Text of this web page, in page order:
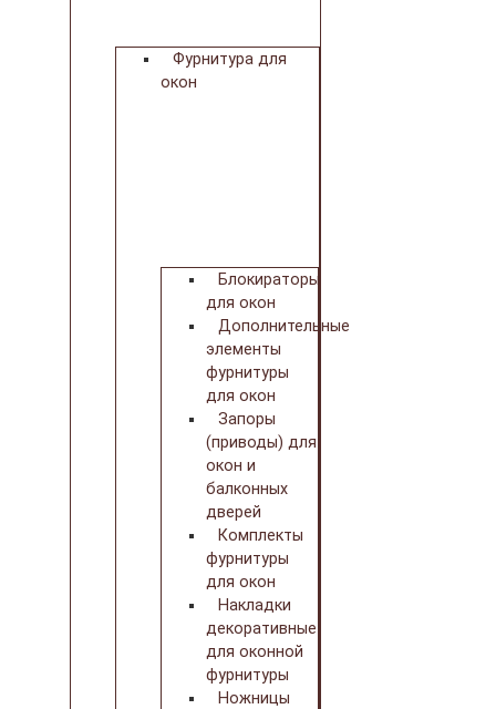
Фурнитура для
окон
Блокираторы
для окон
Дополнительные
элементы
фурнитуры
для окон
Запоры
(приводы) для
окон и
балконных
дверей
Комплекты
фурнитуры
для окон
Накладки
декоративные
для оконной
фурнитуры
Ножницы